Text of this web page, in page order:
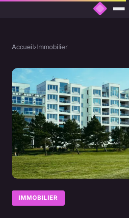
Accueil›Immobilier
IMMOBILIER